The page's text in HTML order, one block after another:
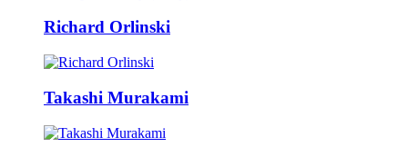
Richard Orlinski
Takashi Murakami